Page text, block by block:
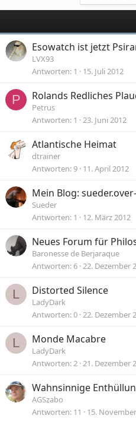
Esowatch ist jetzt
LVX93
Antworten 1 15. Juli 2012
P Rolands Redliches
Petrus
Antworten 1 23. Juni 2012
Atlantische Heimat
dtrainer
Antworten 9 11. April 2012
Mein Blog:
Sueder
Antworten 1 12. März 2012
Neues Forum für
Baronesse de Berjaraque
Antworten 6 22. Dezember
L Distorted Silence
LadyDark
Antworten 0 22. Dezember
L Monde Macabre
LadyDark
Antworten 2 21. Dezember
Wahnsinnige
AGSzabo
Antworten 11 15.